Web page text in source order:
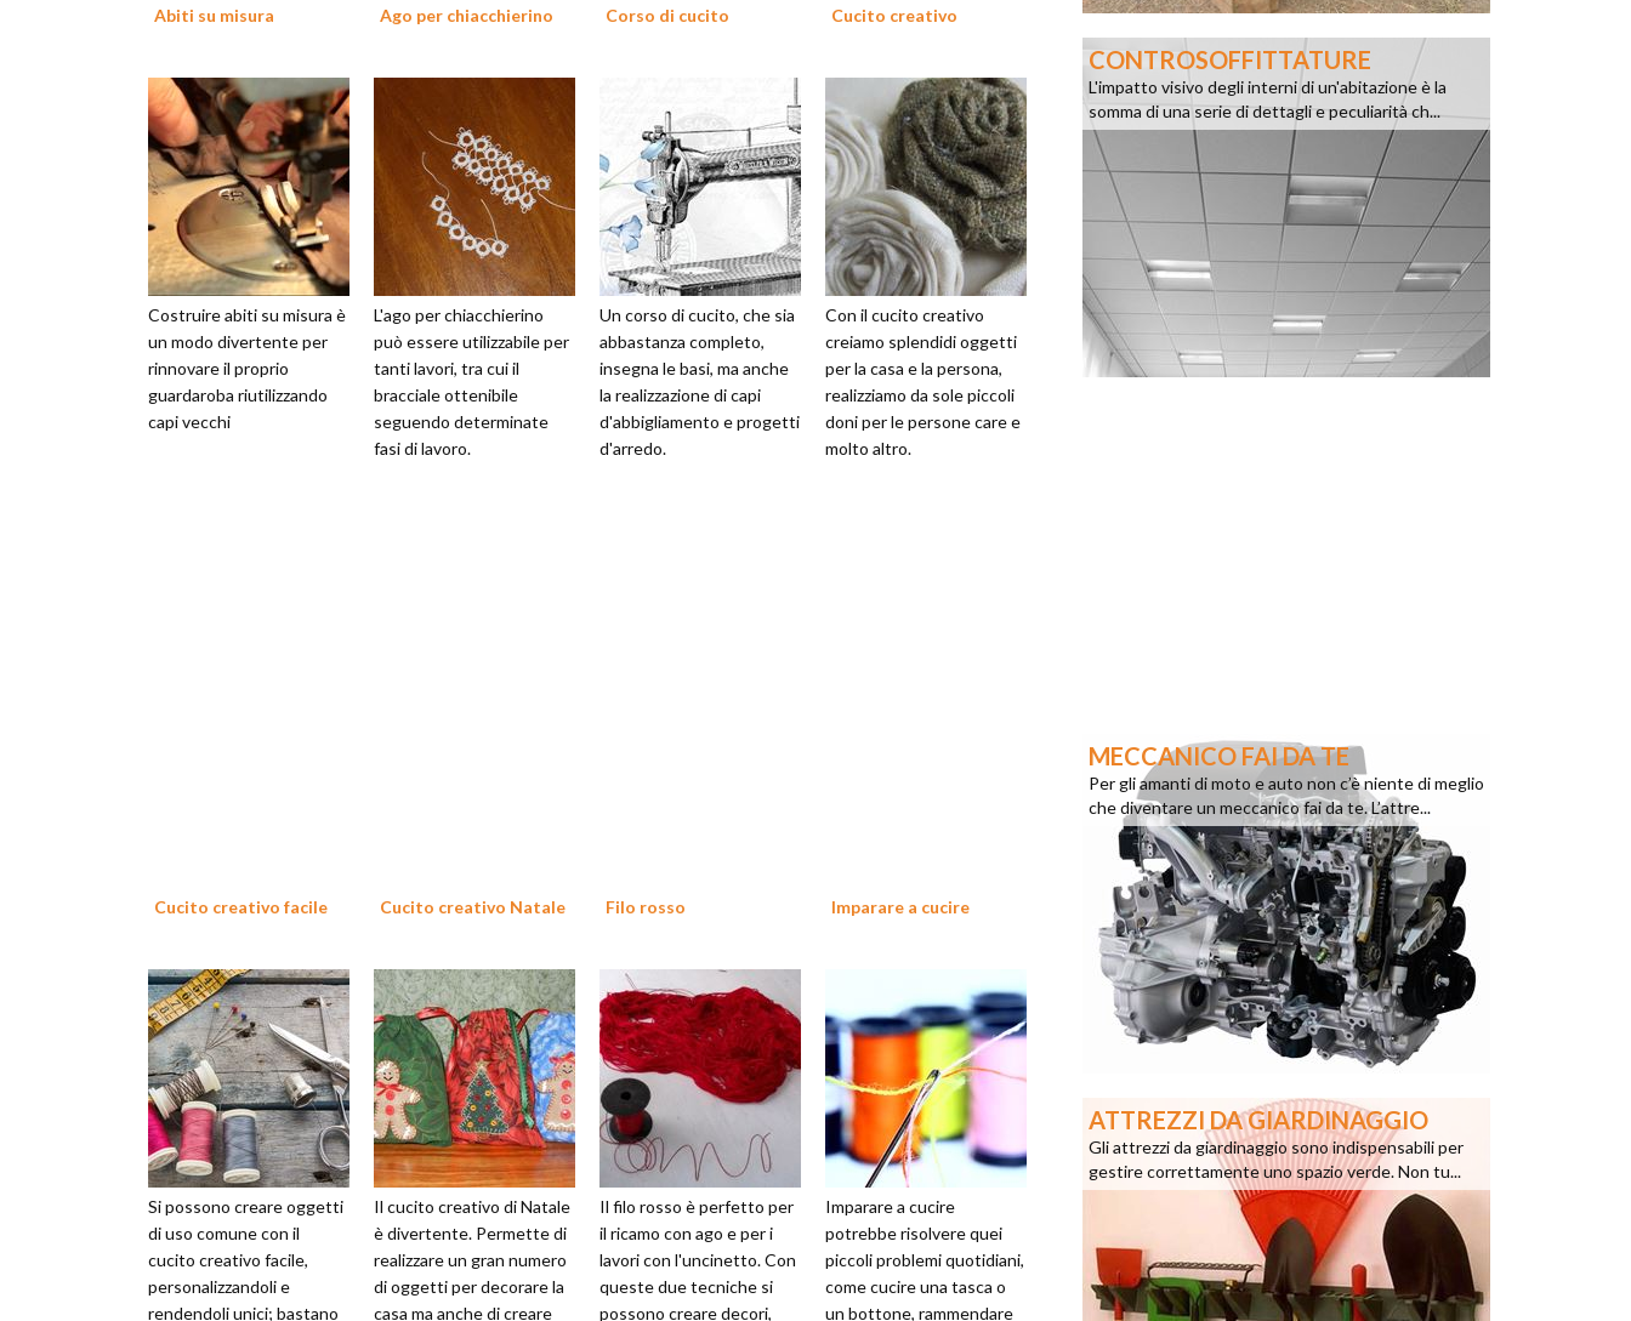
Abiti su misura
Costruire abiti su misura è
un modo divertente per
rinnovare il proprio
guardaroba riutilizzando
capi vecchi
Ago per chiacchierino
L'ago per chiacchierino
può essere utilizzabile per
tanti lavori, tra cui il
bracciale ottenibile
seguendo determinate
fasi di lavoro.
Corso di cucito
Un corso di cucito, che sia
abbastanza completo,
insegna le basi, ma anche
la realizzazione di capi
d'abbigliamento e progetti
d'arredo.
Cucito creativo
Con il cucito creativo
creiamo splendidi oggetti
per la casa e la persona,
realizziamo da sole piccoli
doni per le persone care e
molto altro.
Cucito creativo facile
Si possono creare oggetti
di uso comune con il
cucito creativo facile,
personalizzandoli e
rendendoli unici; bastano
Cucito creativo Natale
Il cucito creativo di Natale
è divertente. Permette di
realizzare un gran numero
di oggetti per decorare la
casa ma anche di creare
Filo rosso
Il filo rosso è perfetto per
il ricamo con ago e per i
lavori con l'uncinetto. Con
queste due tecniche si
possono creare decori,
Imparare a cucire
Imparare a cucire
potrebbe risolvere quei
piccoli problemi quotidiani,
come cucire una tasca o
un bottone, rammendare
CONTROSOFFITTATURE
L'impatto visivo degli interni di un'abitazione è la
somma di una serie di dettagli e peculiarità ch...
MECCANICO FAI DA TE
Per gli amanti di moto e auto non c’è niente di meglio
che diventare un meccanico fai da te. L’attre...
ATTREZZI DA GIARDINAGGIO
Gli attrezzi da giardinaggio sono indispensabili per
gestire correttamente uno spazio verde. Non tu...